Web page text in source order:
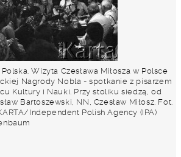
Wizyta Czesława Miłosza w Polsce
Nagrody Nobla - spotkanie z pisarzem
Kultury i Nauki. Przy stoliku siedzą, od
Bartoszewski, NN, Czesław Miłosz. Fot.
Independent Polish Agency (IPA)